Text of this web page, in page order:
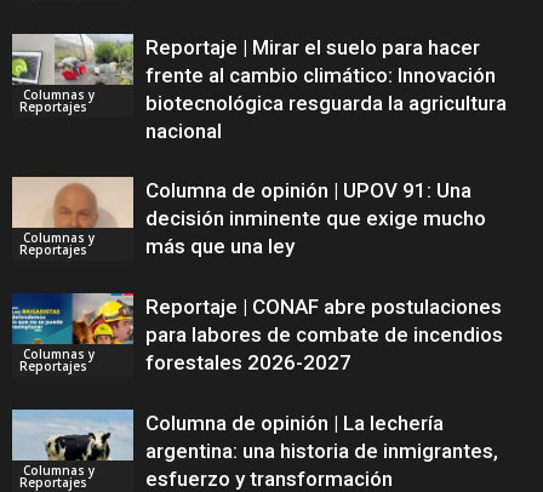
Columnas y
Reportajes
Reportaje | Mirar el suelo para hacer
frente al cambio climático: Innovación
biotecnológica resguarda la agricultura
nacional
Columnas y
Reportajes
Columna de opinión | UPOV 91: Una
decisión inminente que exige mucho
más que una ley
Columnas y
Reportajes
Reportaje | CONAF abre postulaciones
para labores de combate de incendios
forestales 2026-2027
Columnas y
Reportajes
Columna de opinión | La lechería
argentina: una historia de inmigrantes,
esfuerzo y transformación